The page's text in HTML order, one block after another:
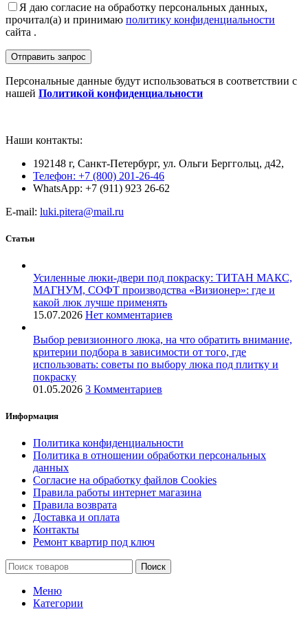
Я даю согласие на обработку персональных данных,
прочитал(а) и принимаю политику конфиденциальности
сайта .
Персональные данные будут использоваться в соответствии с
нашей Политикой конфиденциальности
Наши контакты:
192148 г, Санкт-Петербург, ул. Ольги Берггольц, д42,
Телефон: +7 (800) 201-26-46
WhatsApp: +7 (911) 923 26-62
E-mail: luki.pitera@mail.ru
Статьи
Усиленные люки-двери под покраску: ТИТАН МАКС,
МАГНУМ, СОФТ производства «Визионер»: где и
какой люк лучше применять
15.07.2026 Нет комментариев
Выбор ревизионного люка, на что обратить внимание,
критерии подбора в зависимости от того, где
использовать: советы по выбору люка под плитку и
покраску
01.05.2026 3 Комментариев
Информация
Политика конфиденциальности
Политика в отношении обработки персональных
данных
Согласие на обработку файлов Cookies
Правила работы интернет магазина
Правила возврата
Доставка и оплата
Контакты
Ремонт квартир под ключ
Поиск
Меню
Категории